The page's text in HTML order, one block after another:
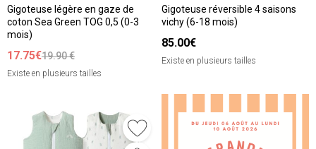
Gigoteuse légère en gaze de
coton Sea Green TOG 0,5 (0-3
mois)
17.75€19.90 €
Existe en plusieurs tailles
Gigoteuse réversible 4 saisons
vichy (6-18 mois)
85.00€
Existe en plusieurs tailles